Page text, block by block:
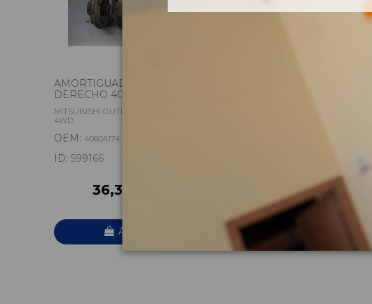
AMORTIGUADOR DELANTERO
DERECHO 4060A174
MITSUBISHI OUTLANDER (CW0) CHALLENGE
4WD
OEM: 4060A174
ID: 599166
36,30 € IVA inc.
Añadir a la cesta
72,60 €
Añadir